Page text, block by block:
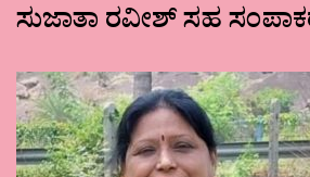
ಸುಜಾತಾ ರವೀಶ್ ಸಹ